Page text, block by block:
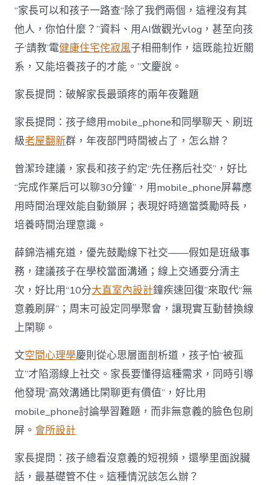
“家長可以和孩子一路查“除了我們兩個，這裡沒有其
他人，你怕什麼？”資料、用AI做觀光vlog，甚至向孩
子‘請教’電健康住宅侘寂風子相冊制作，這既能拉近關
系，又能培養孩子的才能。”文慶說。
家長提問：破解家長最頭疼的兩年夜難題
家長提問：孩子總用mobile_phone和同學聊天、刷班
級老屋翻新群，年夜部門時間被占了，怎么辦？
曾潔玲建議，家長和孩子約定“先任務后社交”，好比
“完成作業后可以聊30分鐘”，用mobile_phone屏幕應
用時間治理效能自動鎖屏；表現好時適當獎勵時長，
培養時間治理意識。
薛錦浩補充道，優先鼓勵線下社交——假如是班級事
務，建議孩子在學校當面溝通；線上交通要分清主
次，好比用“10分大直室內設計鐘疾速回復”來取代“無
意義刷屏”；周末可設定同學聚會，讓現實互動替換線
上閑聊。
文空間心理學慶則從心思層面剖析道，孩子怕“被孤
立”才陷溺線上社交。家長要懂得這種需求，同時引導
他發現“高效溝通比閑聊更有價值”，好比用
mobile_phone討論學習難題，而非無意義的臉色包刷
屏。會所設計
家長提問：孩子總看沒意義的短視頻，還學里面說臟
話，最基礎管不住。這種情況該怎么辦？